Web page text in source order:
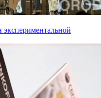
экспериментальной